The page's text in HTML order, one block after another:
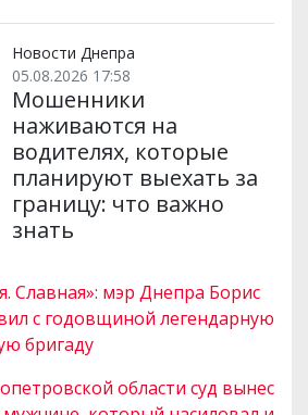
Новости Днепра
05.08.2026 17:58
Мошенники
наживаются на
водителях, которые
планируют выехать за
границу: что важно
знать
Славная»: мэр Днепра Борис
с годовщиной легендарную
бригаду
области суд вынес